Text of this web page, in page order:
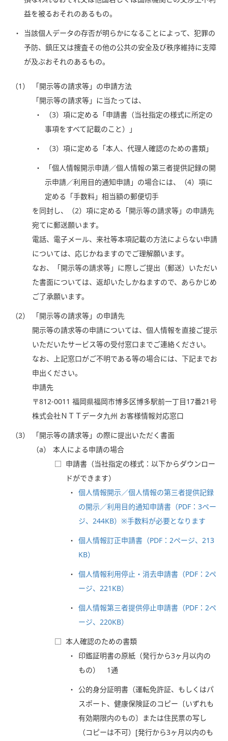
益を被るおそれのあるもの。
当該個人データの存否が明らかになることによって、犯罪の
予防、鎮圧又は捜査その他の公共の安全及び秩序維持に支障
が及ぶおそれのあるもの。
（1）
「開示等の請求等」の申請方法
「開示等の請求等」に当たっては、
（3）項に定める「申請書（当社指定の様式に所定の
事項をすべて記載のこと）」
（3）項に定める「本人、代理人確認のための書類」
「個人情報開示申請／個人情報の第三者提供記録の開
示申請／利用目的通知申請」の場合には、（4）項に
定める「手数料」相当額の郵便切手
を同封し、（2）項に定める「開示等の請求等」の申請先
宛てに郵送願います。
電話、電子メール、来社等本項記載の方法によらない申請
については、応じかねますのでご理解願います。
なお、「開示等の請求等」に際しご提出（郵送）いただい
た書面については、返却いたしかねますので、あらかじめ
ご了承願います。
（2）
「開示等の請求等」の申請先
開示等の請求等の申請については、個人情報を直接ご提示
いただいたサービス等の受付窓口までご連絡ください。
なお、上記窓口がご不明である等の場合には、下記までお
申出ください。
申請先
〒812-0011 福岡県福岡市博多区博多駅前一丁目17番21号
株式会社ＮＴＴデータ九州 お客様情報対応窓口
（3）
「開示等の請求等」の際に提出いただく書面
（a）
本人による申請の場合
□ 申請書（当社指定の様式：以下からダウンロー
ドができます）
個人情報開示／個人情報の第三者提供記録
の開示／利用目的通知申請書（PDF：3ペー
ジ、244KB）※手数料が必要となります
個人情報訂正申請書（PDF：2ページ、213
KB）
個人情報利用停止・消去申請書（PDF：2ペ
ージ、221KB）
個人情報第三者提供停止申請書（PDF：2ペ
ージ、220KB）
□ 本人確認のための書類
印鑑証明書の原紙（発行から3ヶ月以内の
もの） 1通
公的身分証明書（運転免許証、もしくはパ
スポート、健康保険証のコピー〔いずれも
有効期限内のもの〕または住民票の写し
（コピーは不可）[発行から3ヶ月以内のも